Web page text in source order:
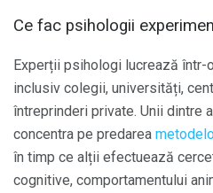
Ce fac psihologii
Experții psihologi lucrează
inclusiv colegii, universități,
întreprinderi private. Unii dintre
concentra pe predarea
în timp ce alții efectuează
cognitive, comportamentului